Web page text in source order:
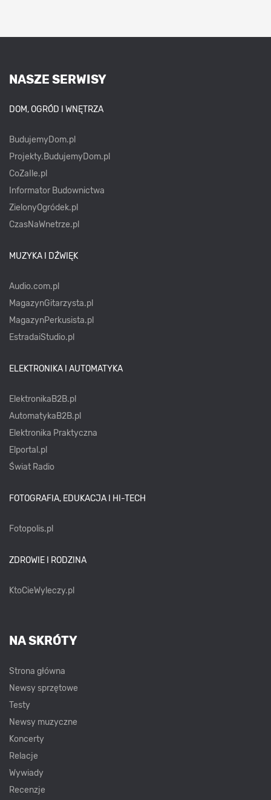
NASZE SERWISY
DOM, OGRÓD I WNĘTRZA
BudujemyDom.pl
Projekty.BudujemyDom.pl
CoZaIle.pl
Informator Budownictwa
ZielonyOgródek.pl
CzasNaWnetrze.pl
MUZYKA I DŹWIĘK
Audio.com.pl
MagazynGitarzysta.pl
MagazynPerkusista.pl
EstradaiStudio.pl
ELEKTRONIKA I AUTOMATYKA
ElektronikaB2B.pl
AutomatykaB2B.pl
Elektronika Praktyczna
Elportal.pl
Świat Radio
FOTOGRAFIA, EDUKACJA I HI-TECH
Fotopolis.pl
ZDROWIE I RODZINA
KtoCieWyleczy.pl
NA SKRÓTY
Strona główna
Newsy sprzętowe
Testy
Newsy muzyczne
Koncerty
Relacje
Wywiady
Recenzje